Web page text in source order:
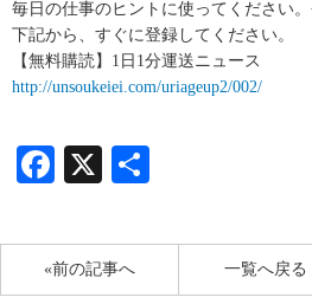
毎日の仕事のヒントに使ってください。
下記から、すぐに登録してください。
【無料購読】1日1分運送ニュース
http://unsoukeiei.com/uriageup2/002/
Facebook
X
«前の記事へ 一覧へ戻る